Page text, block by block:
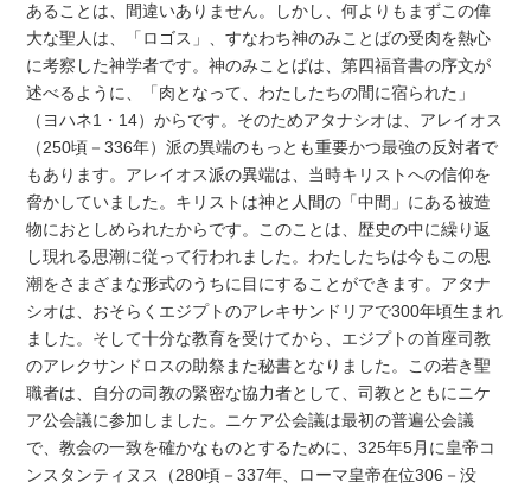
あることは、間違いありません。しかし、何よりもまずこの偉
大な聖人は、「ロゴス」、すなわち神のみことばの受肉を熱心
に考察した神学者です。神のみことばは、第四福音書の序文が
述べるように、「肉となって、わたしたちの間に宿られた」
（ヨハネ1・14）からです。そのためアタナシオは、アレイオス
（250頃－336年）派の異端のもっとも重要かつ最強の反対者で
もあります。アレイオス派の異端は、当時キリストへの信仰を
脅かしていました。キリストは神と人間の「中間」にある被造
物におとしめられたからです。このことは、歴史の中に繰り返
し現れる思潮に従って行われました。わたしたちは今もこの思
潮をさまざまな形式のうちに目にすることができます。アタナ
シオは、おそらくエジプトのアレキサンドリアで300年頃生まれ
ました。そして十分な教育を受けてから、エジプトの首座司教
のアレクサンドロスの助祭また秘書となりました。この若き聖
職者は、自分の司教の緊密な協力者として、司教とともにニケ
ア公会議に参加しました。ニケア公会議は最初の普遍公会議
で、教会の一致を確かなものとするために、325年5月に皇帝コ
ンスタンティヌス（280頃－337年、ローマ皇帝在位306－没